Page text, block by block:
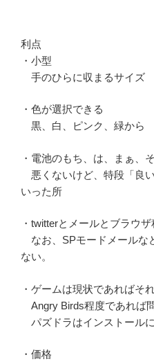
利点
・小型
手のひらに収まるサイズ
・色が選択できる
黒、白、ピンク、緑から
・電池のもち、は、まぁ、
悪くないけど、特段「良
いった所
・twitterとメールとブラウ
なお、SPモードメールな
ない。
・ゲームは現状であればそ
Angry Birds程度であれば
パズドラはインストールに
・価格